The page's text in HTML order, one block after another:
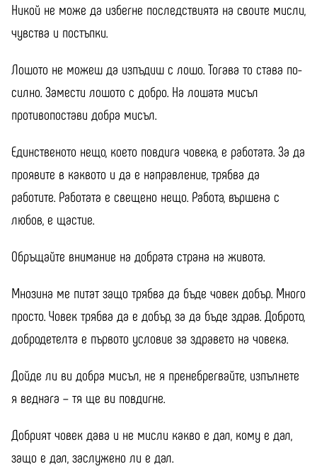
Никой не може да избегне последствията на своите мисли,
чувства и постъпки.
Лошото не можеш да изпъдиш с лошо. Тогава то става по-
силно. Замести лошото с добро. На лошата мисъл
противопостави добра мисъл.
Единственото нещо, което повдига човека, е работата. За да
проявите в каквото и да е направление, трябва да
работите. Работата е свещено нещо. Работа, вършена с
любов, е щастие.
Обръщайте внимание на добрата страна на живота.
Мнозина ме питат защо трябва да бъде човек добър. Много
просто. Човек трябва да е добър, за да бъде здрав. Доброто,
добродетелта е първото условие за здравето на човека.
Дойде ли ви добра мисъл, не я пренебрегвайте, изпълнете
я веднага – тя ще ви повдигне.
Добрият човек дава и не мисли какво е дал, кому е дал,
защо е дал, заслужено ли е дал.